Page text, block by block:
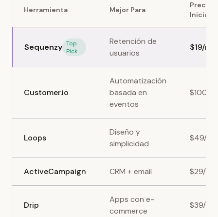
Herramienta Mejor Para
Precio
Inicial
Sequenzy Top
Pick
Retención de
usuarios
$19/
Customer.io
Automatización
basada en
eventos
$100/
Loops
Diseño y
simplicidad
$49/
ActiveCampaign CRM + email $29/
Drip
Apps con e-
commerce
$39/